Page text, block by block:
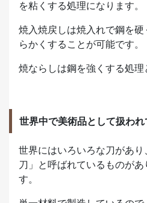
を粘くする処理になります。
焼入焼戻しは焼入れで鋼を
らかくすることが可能です。
焼ならしは鋼を強くする処理
世界中で美術品として扱わ
世界にはいろいろな刀があ
刀」と呼ばれているものが
す。